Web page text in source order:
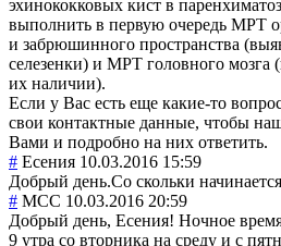
эхинококковых кист в
выполнить в первую очередь МРТ
и забрюшинного пространства
селезенки) и МРТ головного мозга
их наличии).
Если у Вас есть еще какие-то
свои контактные данные, чтобы наш
Вами и подробно на них ответить.
# Есения 10.03.2016 15:59
Добрый день.Со скольки
# MCC 10.03.2016 20:59
Добрый день, Есения! Ночное
9 утра со вторника на среду и с